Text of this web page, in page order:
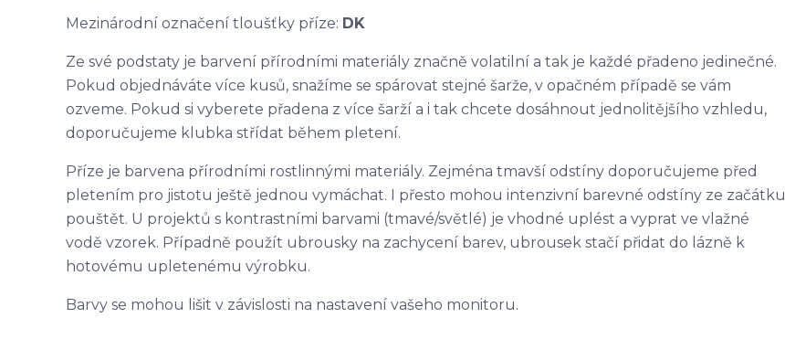
Mezinárodní označení tloušťky příze: DK
Ze své podstaty je barvení přírodními materiály značně volatilní a tak je každé přadeno jedinečné.
Pokud objednáváte více kusů, snažíme se spárovat stejné šarže, v opačném případě se vám
ozveme. Pokud si vyberete přadena z více šarží a i tak chcete dosáhnout jednolitějšího vzhledu,
doporučujeme klubka střídat během pletení.
Příze je barvena přírodními rostlinnými materiály. Zejména tmavší odstíny doporučujeme před
pletením pro jistotu ještě jednou vymáchat. I přesto mohou intenzivní barevné odstíny ze začátku
pouštět. U projektů s kontrastními barvami (tmavé/světlé) je vhodné uplést a vyprat ve vlažné
vodě vzorek. Případně použít ubrousky na zachycení barev, ubrousek stačí přidat do lázně k
hotovému upletenému výrobku.
Barvy se mohou lišit v závislosti na nastavení vašeho monitoru.